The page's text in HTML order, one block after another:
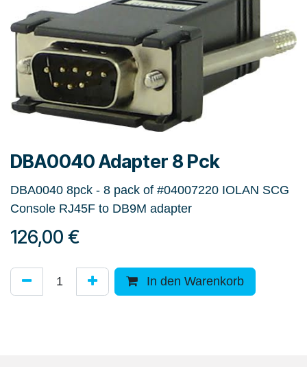
DBA0040 Adapter 8 Pck
DBA0040 8pck - 8 pack of #04007220 IOLAN SCG
Console RJ45F to DB9M adapter
126,00 €
In den Warenkorb